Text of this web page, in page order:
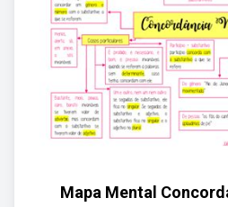
Mapa Mental